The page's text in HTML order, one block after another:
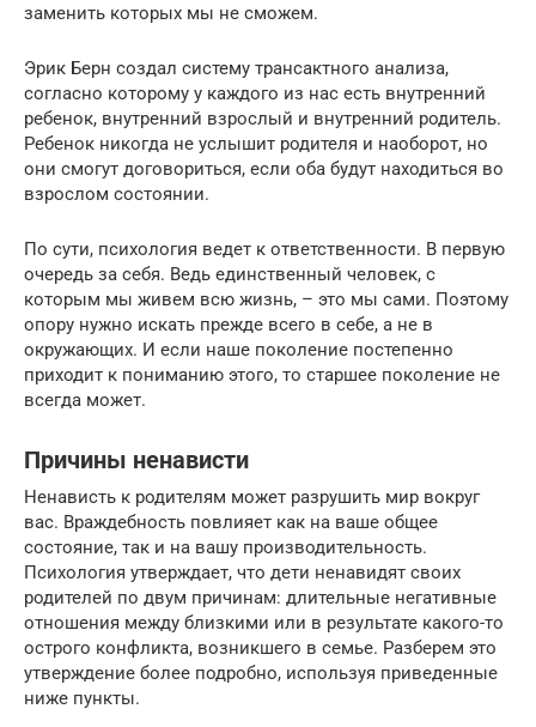
заменить которых мы не сможем.
Эрик Берн создал систему трансактного анализа,
согласно которому у каждого из нас есть внутренний
ребенок, внутренний взрослый и внутренний родитель.
Ребенок никогда не услышит родителя и наоборот, но
они смогут договориться, если оба будут находиться во
взрослом состоянии.
По сути, психология ведет к ответственности. В первую
очередь за себя. Ведь единственный человек, с
которым мы живем всю жизнь, – это мы сами. Поэтому
опору нужно искать прежде всего в себе, а не в
окружающих. И если наше поколение постепенно
приходит к пониманию этого, то старшее поколение не
всегда может.
Причины ненависти
Ненависть к родителям может разрушить мир вокруг
вас. Враждебность повлияет как на ваше общее
состояние, так и на вашу производительность.
Психология утверждает, что дети ненавидят своих
родителей по двум причинам: длительные негативные
отношения между близкими или в результате какого-то
острого конфликта, возникшего в семье. Разберем это
утверждение более подробно, используя приведенные
ниже пункты.